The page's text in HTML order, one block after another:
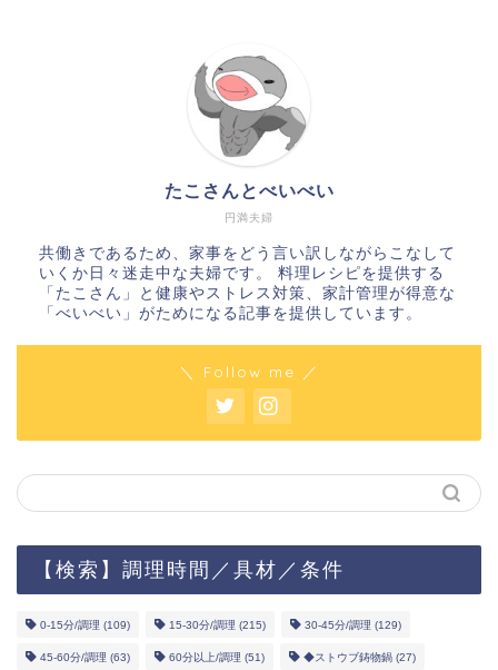
円満夫婦
たこさんとべいべい
共働きであるため、家事をどう言い訳しながらこなして
いくか日々迷走中な夫婦です。 料理レシピを提供する
「たこさん」と健康やストレス対策、家計管理が得意な
「べいべい」がためになる記事を提供しています。
＼ Follow me ／
【検索】調理時間／具材／条件
0-15分/調理 (109) 15-30分/調理 (215) 30-45分/調理 (129)
45-60分/調理 (63) 60分以上/調理 (51) ◆ストウブ鋳物鍋 (27)